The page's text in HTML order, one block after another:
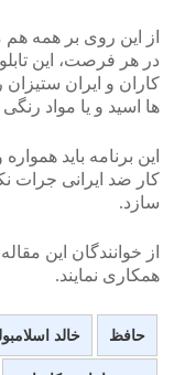
از این روی بر همه هم
در هر فرصت، این
کاران و ایران
ها اسید و یا مواد رنگی
این برنامه باید
کار ضد ایرانی جرات
سازد.
از خوانندگان این
همکاری نمایند.
حافظ خالد